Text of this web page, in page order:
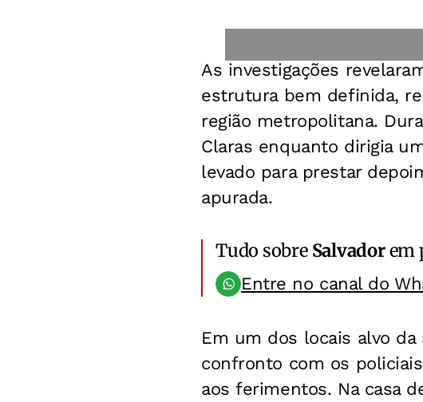
As investigações
estrutura bem definida,
região metropolitana.
Claras enquanto dirigia
levado para prestar
apurada.
Tudo sobre Salvadorem
Entre no canal do
Em um dos locais alvo
confronto com os
aos ferimentos. Na casa